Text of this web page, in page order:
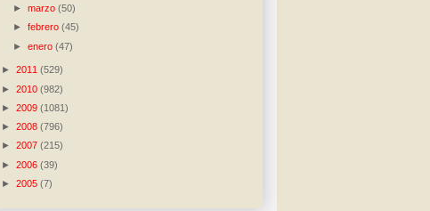
►marzo(50)
►febrero(45)
►enero(47)
► 2011 (529)
► 2010 (982)
► 2009 (1081)
► 2008 (796)
► 2007 (215)
► 2006 (39)
► 2005 (7)